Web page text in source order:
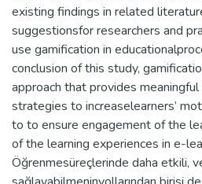
existing findings in related
suggestionsfor researchers and
use gamification in
conclusion of this study,
approach that provides
strategies to increaselearners’
to to ensure engagement of the
of the learning experiences in e-
Öğrenmesüreçlerinde daha etkili,